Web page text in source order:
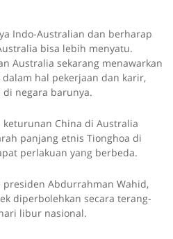
Indo-Australian dan berharap
bisa lebih menyatu.
Australia sekarang menawarkan
hal pekerjaan dan karir,
negara barunya.
China di Australia
panjang etnis Tionghoa di
perlakuan yang berbeda.
Abdurrahman Wahid,
diperbolehkan secara terang-
libur nasional.